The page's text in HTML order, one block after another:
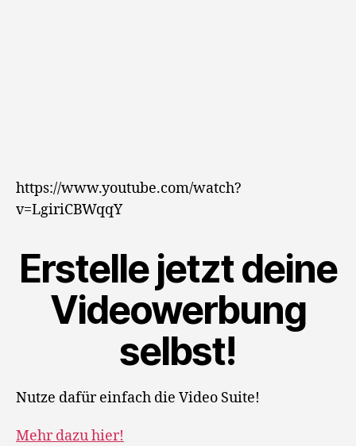
https://www.youtube.com/watch?
v=LgiriCBWqqY
Erstelle jetzt deine
Videowerbung
selbst!
Nutze dafür einfach die Video Suite!
Mehr dazu hier!